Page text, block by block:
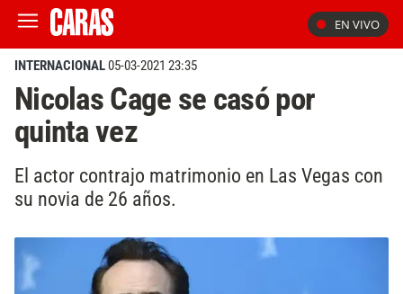
EN VIVO
INTERNACIONAL05-03-2021 23:35
Nicolas Cage se casó por
quinta vez
El actor contrajo matrimonio en Las Vegas con
su novia de 26 años.